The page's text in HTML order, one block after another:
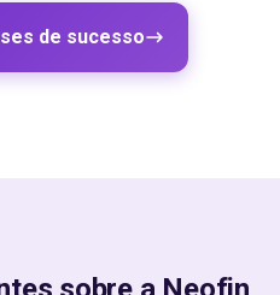
de sucesso